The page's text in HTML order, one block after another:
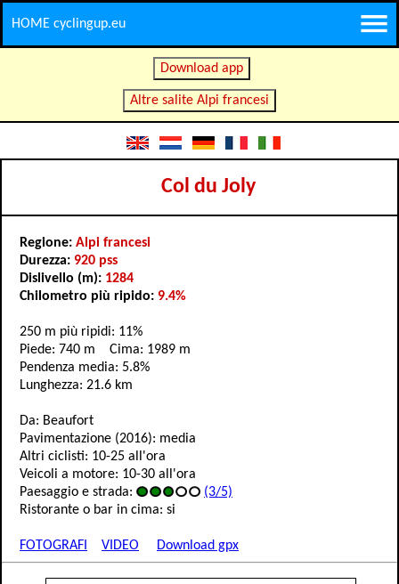
HOME cyclingup.eu
Download app
Altre salite Alpi francesi
Col du Joly
Regione: Alpi francesi
Durezza: 920 pss
Dislivello (m): 1284
Chilometro più ripido: 9.4%
250 m più ripidi: 11%
Piede: 740 m Cima: 1989 m
Pendenza media: 5.8%
Lunghezza: 21.6 km
Da: Beaufort
Pavimentazione (2016): media
Altri ciclisti: 10-25 all'ora
Veicoli a motore: 10-30 all'ora
Paesaggio e strada:
(3/5)
Ristorante o bar in cima: si
FOTOGRAFI VIDEO Download gpx